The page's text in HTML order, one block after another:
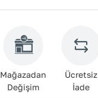
Mağazadan
Değişim
Ücretsiz
İade